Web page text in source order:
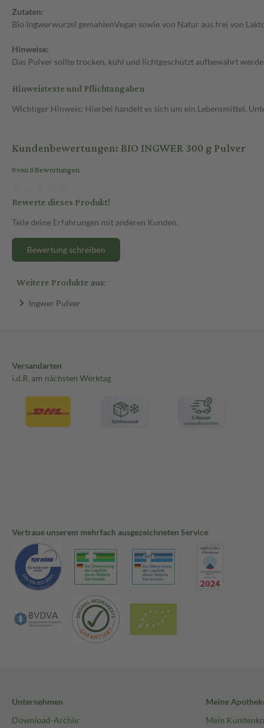
Zutaten:
Bio Ingwerwurzel gemahlenVegan sowie von Natur aus frei von
Hinweise:
Das Pulver sollte trocken, kühl und lichtgeschützt aufbewahrt
Hinweistexte und Pflichtangaben
Wichtiger Hinweis: Hierbei handelt es sich um ein Lebensmittel.
Kundenbewertungen: BIO INGWER 300 g Pulver
0 von 0 Bewertungen
Bewerte dieses Produkt!
Teile deine Erfahrungen mit anderen Kunden.
Bewertung schreiben
Weitere Produkte aus:
Ingwer Pulver
Versandarten
i.d.R. am nächsten Werktag
Vertraue unserem mehrfach ausgezeichneten Service
Unternehmen
Download-Archiv
Meine
Mein